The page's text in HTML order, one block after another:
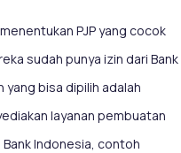
PJP yang cocok
sudah punya izin dari Bank
bisa dipilih adalah
layanan pembuatan
Bank Indonesia, contoh